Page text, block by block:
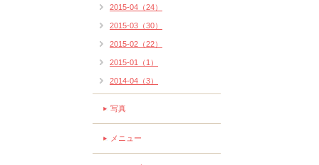
2015-04（24）
2015-03（30）
2015-02（22）
2015-01（1）
2014-04（3）
写真
メニュー